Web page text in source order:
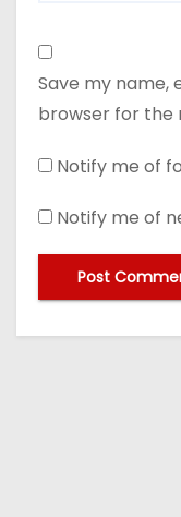
Save my name,
browser for the
Notify me of
Notify me of